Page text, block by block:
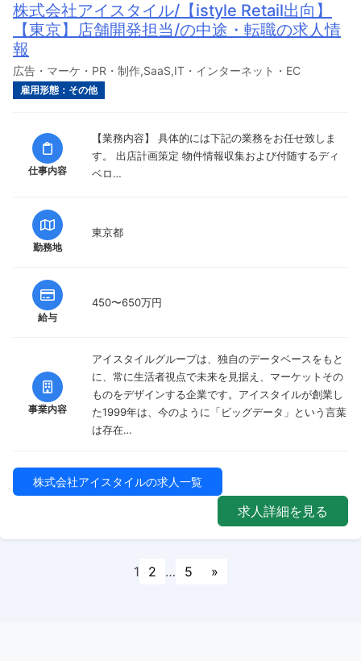
株式会社アイスタイル/【istyle Retail出向】
【東京】店舗開発担当/の中途・転職の求人情
報
広告・マーケ・PR・制作,SaaS,IT・インターネット・EC
雇用形態：その他
仕事内容
【業務内容】 具体的には下記の業務をお任せ致しま
す。 出店計画策定 物件情報収集および付随するディ
ベロ…
勤務地
東京都
給与
450〜650万円
事業内容
アイスタイルグループは、独自のデータベースをもと
に、常に生活者視点で未来を見据え、マーケットその
ものをデザインする企業です。アイスタイルが創業し
た1999年は、今のように「ビッグデータ」という言葉
は存在…
株式会社アイスタイルの求人一覧
求人詳細を見る
1 2 … 5 »